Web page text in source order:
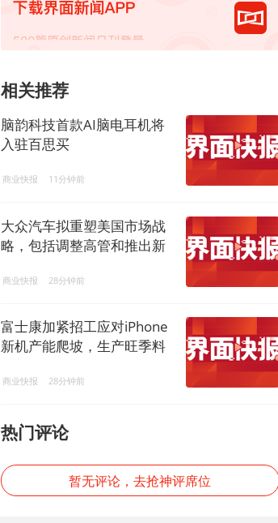
相关推荐
脑韵科技首款AI脑电耳机将
入驻百思买
商业快报 11分钟前
大众汽车拟重塑美国市场战
略，包括调整高管和推出新
商业快报 28分钟前
富士康加紧招工应对iPhone
新机产能爬坡，生产旺季料
商业快报 28分钟前
热门评论
暂无评论，去抢神评席位